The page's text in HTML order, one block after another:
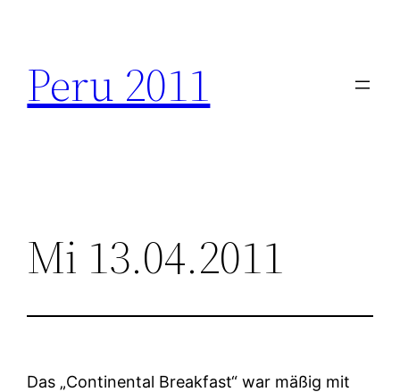
springen
Peru 2011
Mi 13.04.2011
Das „Continental Breakfast“ war mäßig mit